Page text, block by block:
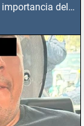
importancia del